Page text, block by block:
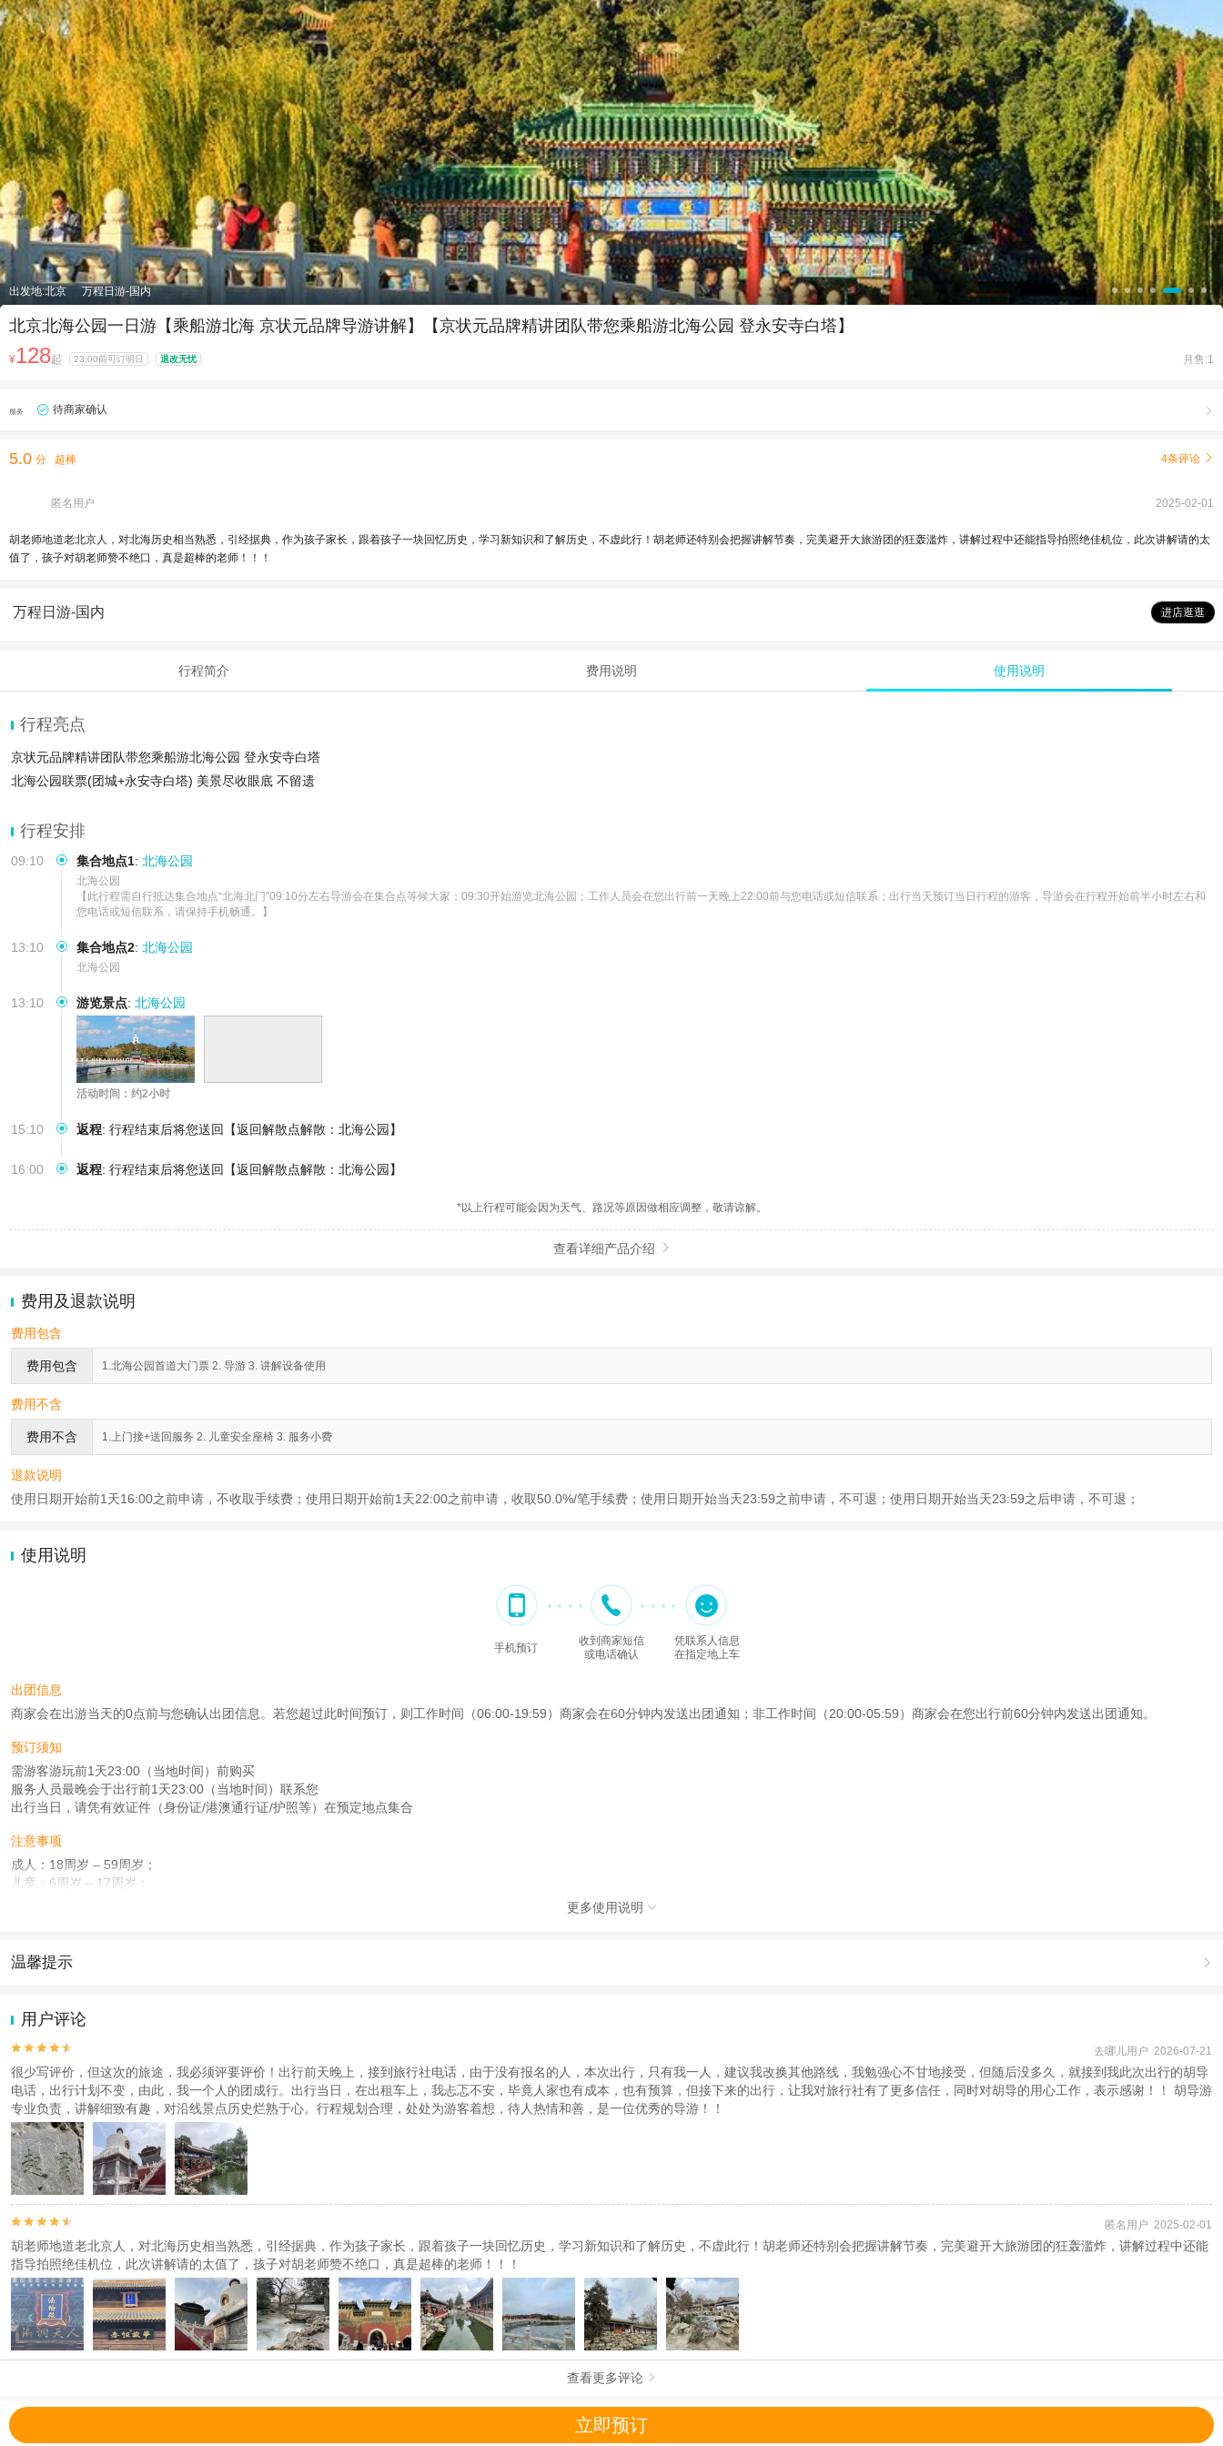
出发地:北京 万程日游-国内
北京北海公园一日游【乘船游北海 京状元品牌导游讲解】【京状元品牌精讲团队带您乘船游北海公园 登永安寺白塔】
¥128起 23:00前可订明日 退改无忧 月售:1
服务 待商家确认 
5.0 分 超棒 4条评论 
匿名用户 2025-02-01
胡老师地道老北京人，对北海历史相当熟悉，引经据典，作为孩子家长，跟着孩子一块回忆历史，学习新知识和了解历史，不虚此行！胡老师还特别会把握讲解节奏，完美避开大旅游团的狂轰滥炸，讲解过程中还能指导拍照绝佳机位，此次讲解请的太
值了，孩子对胡老师赞不绝口，真是超棒的老师！！！
万程日游-国内 进店逛逛
行程简介 费用说明 使用说明
行程亮点
京状元品牌精讲团队带您乘船游北海公园 登永安寺白塔
北海公园联票(团城+永安寺白塔) 美景尽收眼底 不留遗
行程安排
09:10 集合地点1: 北海公园
北海公园
【此行程需自行抵达集合地点“北海北门”09:10分左右导游会在集合点等候大家；09:30开始游览北海公园；工作人员会在您出行前一天晚上22:00前与您电话或短信联系；出行当天预订当日行程的游客，导游会在行程开始前半小时左右和
您电话或短信联系，请保持手机畅通。】
13:10 集合地点2: 北海公园
北海公园
13:10 游览景点: 北海公园
活动时间：约2小时
15:10 返程: 行程结束后将您送回【返回解散点解散：北海公园】
16:00 返程: 行程结束后将您送回【返回解散点解散：北海公园】
*以上行程可能会因为天气、路况等原因做相应调整，敬请谅解。
查看详细产品介绍 
费用及退款说明
费用包含
费用包含 1.北海公园首道大门票 2. 导游 3. 讲解设备使用
费用不含
费用不含 1.上门接+送回服务 2. 儿童安全座椅 3. 服务小费
退款说明
使用日期开始前1天16:00之前申请，不收取手续费；使用日期开始前1天22:00之前申请，收取50.0%/笔手续费；使用日期开始当天23:59之前申请，不可退；使用日期开始当天23:59之后申请，不可退；
使用说明
手机预订
收到商家短信
或电话确认
凭联系人信息
在指定地上车
出团信息
商家会在出游当天的0点前与您确认出团信息。若您超过此时间预订，则工作时间（06:00-19:59）商家会在60分钟内发送出团通知；非工作时间（20:00-05:59）商家会在您出行前60分钟内发送出团通知。
预订须知
需游客游玩前1天23:00（当地时间）前购买
服务人员最晚会于出行前1天23:00（当地时间）联系您
出行当日，请凭有效证件（身份证/港澳通行证/护照等）在预定地点集合
注意事项
成人：18周岁 – 59周岁；
儿童：6周岁 – 17周岁；
本产品由青岛驿路同行国际旅行社有限公司代理招徕，委托社为北京宇遥国际旅行社有限公司，具体的旅游服务和操作由委托社及其有资质的地接社提供
更多使用说明 
温馨提示 
2.为普及旅游安全知识及旅游文明公约，使您的旅程顺利圆满完成，特制定
用户评论

 去哪儿用户 2026-07-21
很少写评价，但这次的旅途，我必须评要评价！出行前天晚上，接到旅行社电话，由于没有报名的人，本次出行，只有我一人，建议我改换其他路线，我勉强心不甘地接受，但随后没多久，就接到我此次出行的胡导
电话，出行计划不变，由此，我一个人的团成行。出行当日，在出租车上，我忐忑不安，毕竟人家也有成本，也有预算，但接下来的出行，让我对旅行社有了更多信任，同时对胡导的用心工作，表示感谢！！ 胡导游
专业负责，讲解细致有趣，对沿线景点历史烂熟于心。行程规划合理，处处为游客着想，待人热情和善，是一位优秀的导游！！

 匿名用户 2025-02-01
胡老师地道老北京人，对北海历史相当熟悉，引经据典，作为孩子家长，跟着孩子一块回忆历史，学习新知识和了解历史，不虚此行！胡老师还特别会把握讲解节奏，完美避开大旅游团的狂轰滥炸，讲解过程中还能
指导拍照绝佳机位，此次讲解请的太值了，孩子对胡老师赞不绝口，真是超棒的老师！！！
查看更多评论 
立即预订